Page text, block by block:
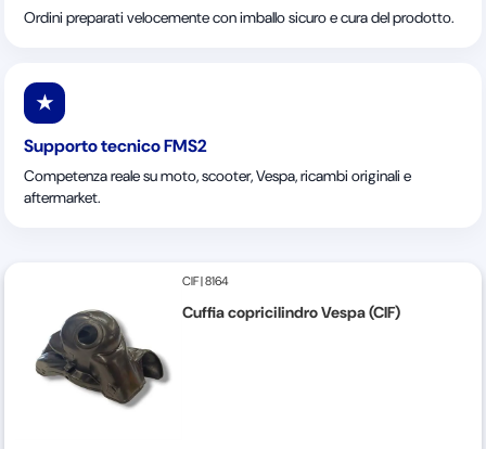
Ordini preparati velocemente con imballo sicuro e cura del prodotto.
★
Supporto tecnico FMS2
Competenza reale su moto, scooter, Vespa, ricambi originali e
aftermarket.
CIF|8164
Cuffia copricilindro Vespa (CIF)